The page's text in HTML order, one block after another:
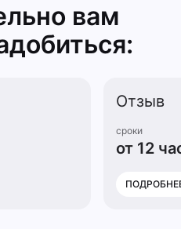
вам
Отзыв
сроки
от 12